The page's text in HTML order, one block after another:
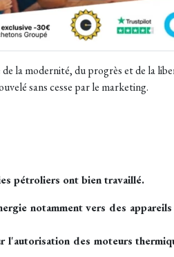
la modernité, du progrès et de la
sans cesse par le marketing.
pétroliers ont bien travaillé.
notamment vers des
des moteurs